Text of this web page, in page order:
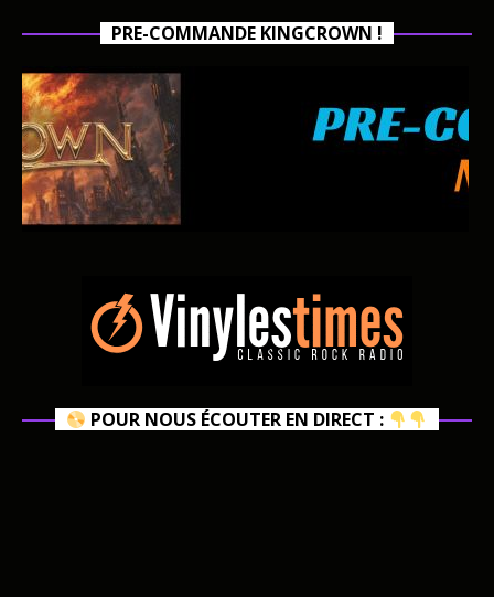
PRE-COMMANDE KINGCROWN !
POUR NOUS ÉCOUTER EN DIRECT :